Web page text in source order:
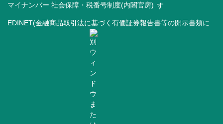
マイナンバー 社会保障・税番号制度(内閣官房)
EDINET(金融商品取引法に基づく有価証券報告書等の開示書類に